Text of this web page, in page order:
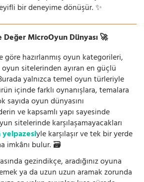
bir deneyime dönüşür. ✨
MicroOyun Dünyası 🚀
göre hazırlanmış oyun kategorileri,
oyun sitelerinden ayıran en güçlü
yalnızca temel oyun türleriyle
içinde farklı oynanışlara, temalara
oyun dünyasını
ve kapsamlı yapı sayesinde
sitelerinde karşılaşamayacakları
yle karşılaşır ve tek bir yerde
imkânı bulur. 🗃️
gezindikçe, aradığınız oyuna
ya da uzun uzun aramak zorunda